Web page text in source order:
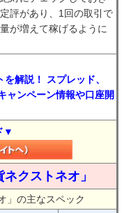
評があり、1回の取引で
が増えて稼げるように
解説！ スプレッド、
ャンペーン情報や口座開
▼
クストネオ」
」の主なスペック